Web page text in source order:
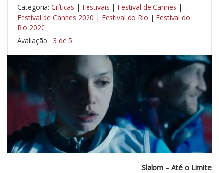
Categoria: Críticas | Festivais | Festival de Cannes |
Festival de Cannes 2020 | Festival do Rio | Festival do
Rio 2020
Avaliação: 3 de 5
Slalom – Até o Limite